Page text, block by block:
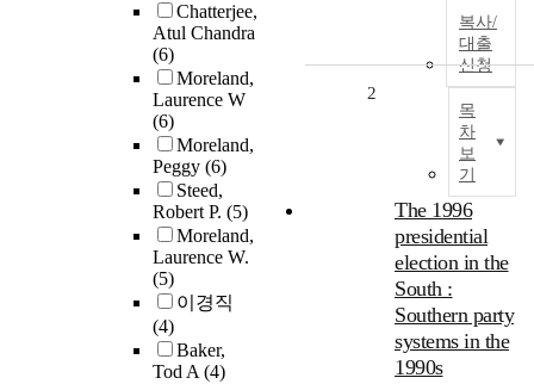
Chatterjee,
Atul Chandra
(6)
Moreland,
Laurence W
(6)
Moreland,
Peggy (6)
Steed,
Robert P. (5)
Moreland,
Laurence W.
(5)
이경직
(4)
Baker,
Tod A(4)
복사/
대출
신청
목
차
보
기
2
The 1996
presidential
election in the
South :
Southern party
systems in the
1990s